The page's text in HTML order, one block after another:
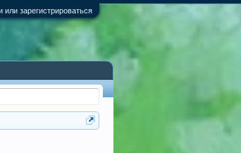
или зарегистрироваться